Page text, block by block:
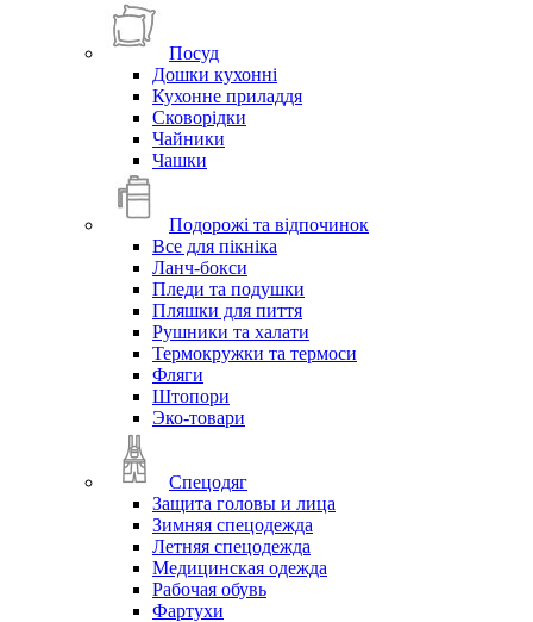
Посуд
Дошки кухонні
Кухонне приладдя
Сковорідки
Чайники
Чашки
Подорожі та відпочинок
Все для пікніка
Ланч-бокси
Пледи та подушки
Пляшки для пиття
Рушники та халати
Термокружки та термоси
Фляги
Штопори
Эко-товари
Спецодяг
Защита головы и лица
Зимняя спецодежда
Летняя спецодежда
Медицинская одежда
Рабочая обувь
Фартухи